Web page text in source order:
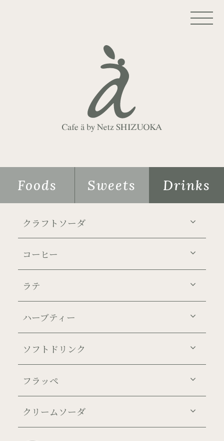
Foods Sweets Drinks
クラフトソーダ
コーヒー
ラテ
ハーブティー
ソフトドリンク
フラッペ
クリームソーダ